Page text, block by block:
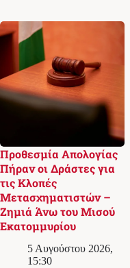
Προθεσμία Απολογίας
Πήραν οι Δράστες για
τις Κλοπές
Μετασχηματιστών –
Ζημιά Άνω του Μισού
Εκατομμυρίου
5 Αυγούστου 2026,
15:30